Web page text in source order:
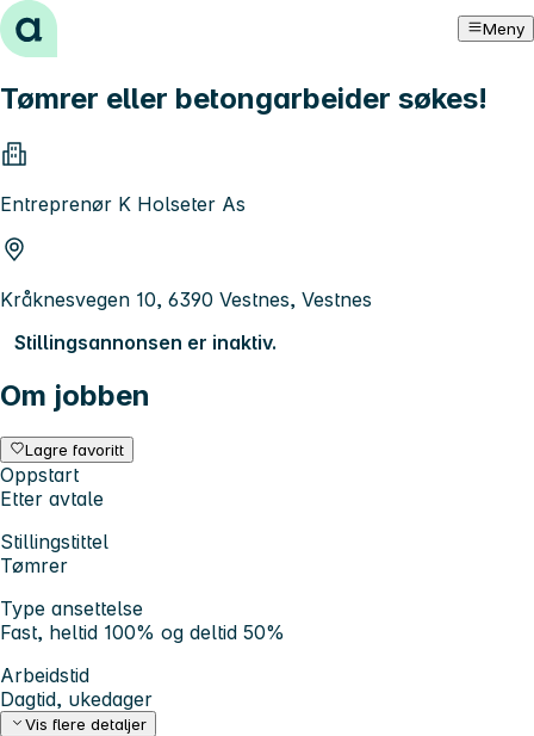
Hopp til innhold Meny
Tømrer eller betongarbeider søkes!
Entreprenør K Holseter As
Kråknesvegen 10, 6390 Vestnes, Vestnes
Stillingsannonsen er inaktiv.
Om jobben
Lagre favoritt
Oppstart
Etter avtale
Stillingstittel
Tømrer
Type ansettelse
Fast, heltid 100% og deltid 50%
Arbeidstid
Dagtid, ukedager
Vis flere detaljer